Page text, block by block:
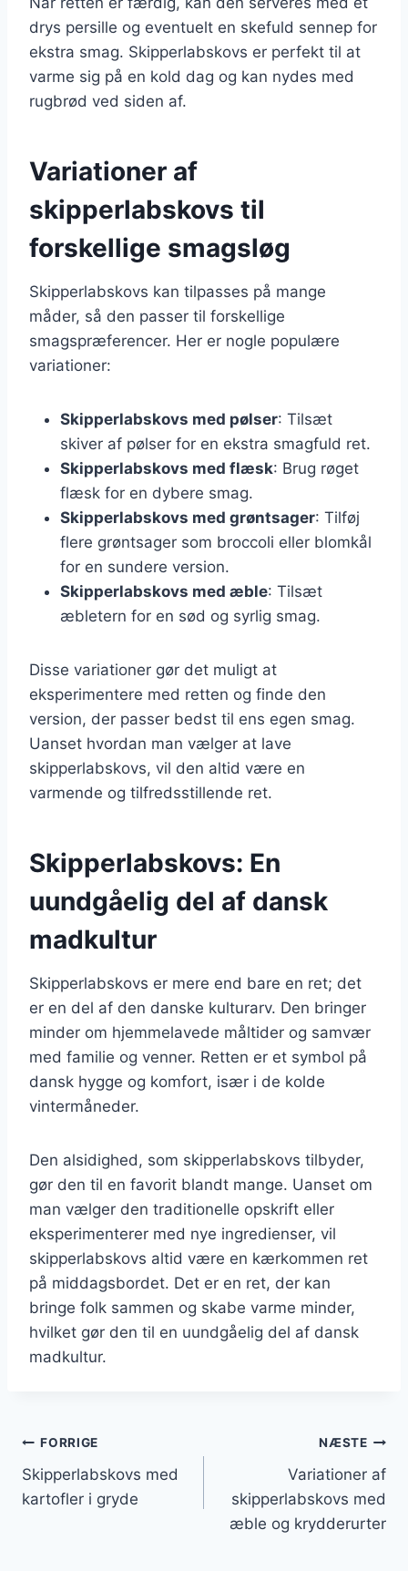
drys persille og eventuelt en skefuld sennep for
ekstra smag. Skipperlabskovs er perfekt til at
varme sig på en kold dag og kan nydes med
rugbrød ved siden af.
Variationer af
skipperlabskovs til
forskellige smagsløg
Skipperlabskovs kan tilpasses på mange
måder, så den passer til forskellige
smagspræferencer. Her er nogle populære
variationer:
Skipperlabskovs med pølser: Tilsæt
skiver af pølser for en ekstra smagfuld ret.
Skipperlabskovs med flæsk: Brug røget
flæsk for en dybere smag.
Skipperlabskovs med grøntsager: Tilføj
flere grøntsager som broccoli eller blomkål
for en sundere version.
Skipperlabskovs med æble: Tilsæt
æbletern for en sød og syrlig smag.
Disse variationer gør det muligt at
eksperimentere med retten og finde den
version, der passer bedst til ens egen smag.
Uanset hvordan man vælger at lave
skipperlabskovs, vil den altid være en
varmende og tilfredsstillende ret.
Skipperlabskovs: En
uundgåelig del af dansk
madkultur
Skipperlabskovs er mere end bare en ret; det
er en del af den danske kulturarv. Den bringer
minder om hjemmelavede måltider og samvær
med familie og venner. Retten er et symbol på
dansk hygge og komfort, især i de kolde
vintermåneder.
Den alsidighed, som skipperlabskovs tilbyder,
gør den til en favorit blandt mange. Uanset om
man vælger den traditionelle opskrift eller
eksperimenterer med nye ingredienser, vil
skipperlabskovs altid være en kærkommen ret
på middagsbordet. Det er en ret, der kan
bringe folk sammen og skabe varme minder,
hvilket gør den til en uundgåelig del af dansk
madkultur.
Indlægsnavigation
FORRIGE
Skipperlabskovs med
kartofler i gryde
NÆSTE
Variationer af
skipperlabskovs med
æble og krydderurter